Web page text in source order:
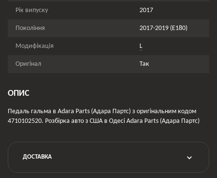
Рік випуску 2017
Покоління 2017-2019 (E180)
Модифікація L
Оригінал Так
ОПИС
Педаль гальма в Adara Parts (Адара Партс) з оригінальним кодом
4710102520. Розбірка авто з США в Одесі Adara Parts (Адара Партс)
ДОСТАВКА